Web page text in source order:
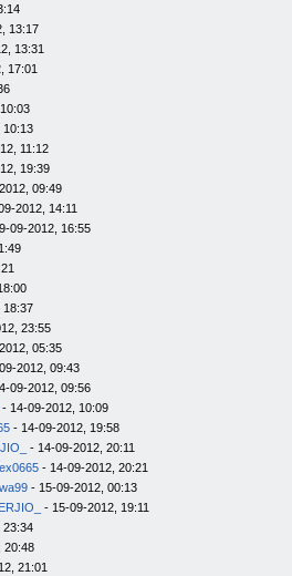
13:17
13:31
17:01
10:13
11:12
19:39
09:49
2012, 14:11
09-2012, 16:55
18:37
23:55
05:35
2012, 09:43
09-2012, 09:56
- 14-09-2012, 10:09
- 14-09-2012, 19:58
- 14-09-2012, 20:11
- 14-09-2012, 20:21
- 15-09-2012, 00:13
- 15-09-2012, 19:11
23:34
20:48
21:01